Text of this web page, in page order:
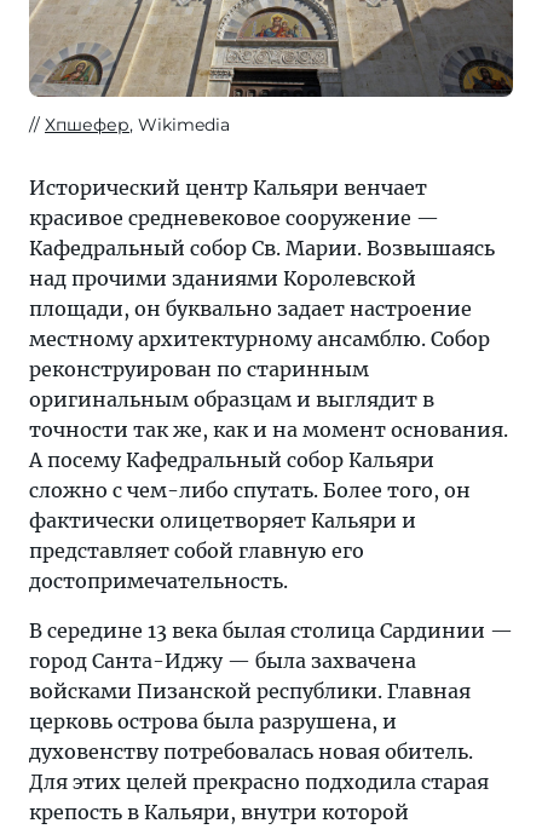
Хпшефер, Wikimedia
Исторический центр Кальяри венчает
красивое средневековое сооружение —
Кафедральный собор Св. Марии. Возвышаясь
над прочими зданиями Королевской
площади, он буквально задает настроение
местному архитектурному ансамблю. Собор
реконструирован по старинным
оригинальным образцам и выглядит в
точности так же, как и на момент основания.
А посему Кафедральный собор Кальяри
сложно с чем-либо спутать. Более того, он
фактически олицетворяет Кальяри и
представляет собой главную его
достопримечательность.
В середине 13 века былая столица Сардинии —
город Санта-Иджу — была захвачена
войсками Пизанской республики. Главная
церковь острова была разрушена, и
духовенству потребовалась новая обитель.
Для этих целей прекрасно подходила старая
крепость в Кальяри, внутри которой